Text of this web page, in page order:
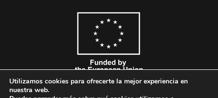
Utilizamos cookies para ofrecerte la mejor experiencia en
nuestra web.